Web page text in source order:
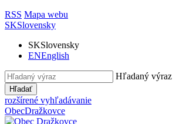
RSS Mapa webu
SKSlovensky
SKSlovensky
ENEnglish
Hľadaný výraz
Hľadať
rozšírené vyhľadávanie
ObecDražkovce